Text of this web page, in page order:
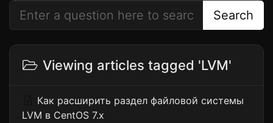
Search
Viewing articles tagged 'LVM'
Как расширить раздел файловой системы
LVM в CentOS 7.x